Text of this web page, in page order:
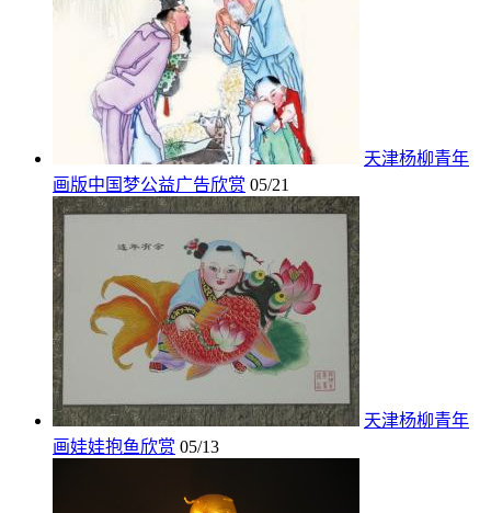
天津杨柳青年
画版中国梦公益广告欣赏 05/21
天津杨柳青年
画娃娃抱鱼欣赏 05/13